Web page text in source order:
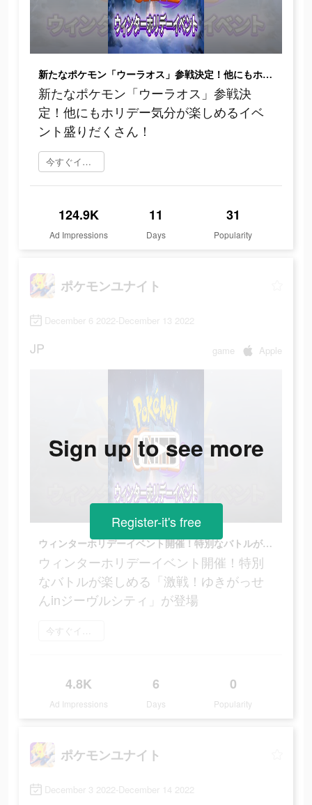
新たなポケモン「ウーラオス」参戦決定！他にもホリデー気分が楽しめるイベント盛りだくさん！
新たなポケモン「ウーラオス」参戦決
定！他にもホリデー気分が楽しめるイベ
ント盛りだくさん！
今すぐインストール
124.9K
Ad Impressions
11
Days
31
Popularity
ポケモンユナイト
December 6 2022-December 13 2022
JP game Apple
ウィンターホリデーイベント開催！特別なバトルが楽しめる「激戦！ゆきがっせんinジーヴルシティ」が登場
ウィンターホリデーイベント開催！特別
なバトルが楽しめる「激戦！ゆきがっせ
んinジーヴルシティ」が登場
今すぐインストール
4.8K
Ad Impressions
6
Days
0
Popularity
Sign up to see more
Register-it's free
ポケモンユナイト
December 3 2022-December 14 2022